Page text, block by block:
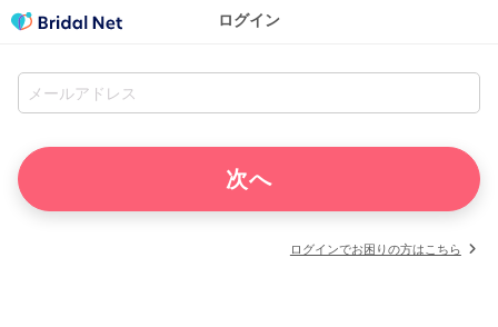
ログイン
ログインでお困りの方はこちら